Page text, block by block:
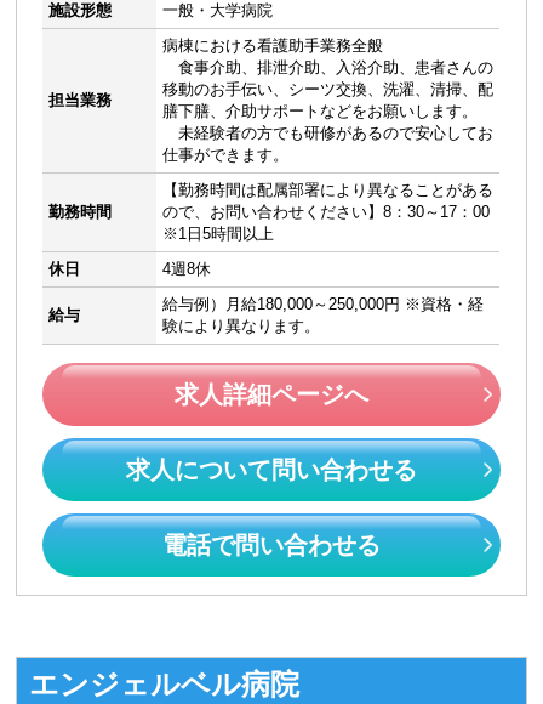
施設形態
一般・大学病院
担当業務
病棟における看護助手業務全般
食事介助、排泄介助、入浴介助、患者さんの
移動のお手伝い、シーツ交換、洗濯、清掃、配
膳下膳、介助サポートなどをお願いします。
未経験者の方でも研修があるので安心してお
仕事ができます。
勤務時間
【勤務時間は配属部署により異なることがある
ので、お問い合わせください】8：30～17：00
※1日5時間以上
休日
4週8休
給与
給与例）月給180,000～250,000円 ※資格・経
験により異なります。
求人詳細ページへ
求人について問い合わせる
電話で問い合わせる
エンジェルベル病院